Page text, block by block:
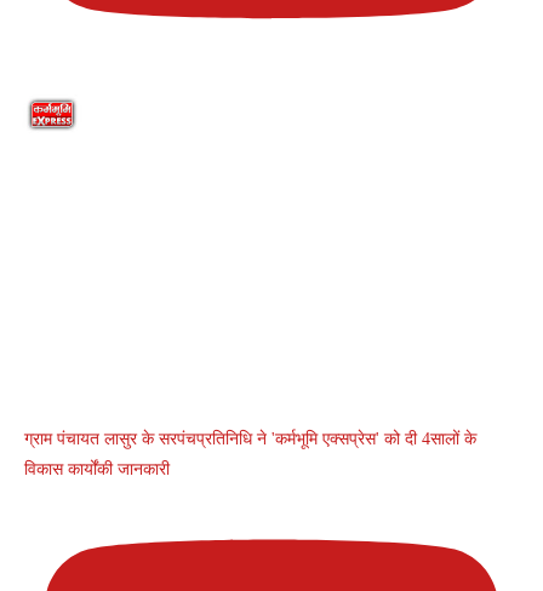
ग्राम पंचायत लासुर के सरपंचप्रतिनिधि ने 'कर्मभूमि एक्सप्रेस' को दी 4सालों के
विकास कार्योंकी जानकारी